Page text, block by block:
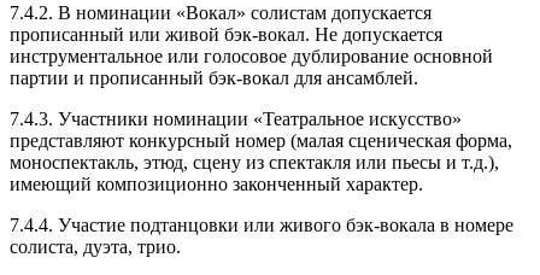
7.4.2. В номинации «Вокал» солистам допускается
прописанный или живой бэк-вокал. Не допускается
инструментальное или голосовое дублирование основной
партии и прописанный бэк-вокал для ансамблей.
7.4.3. Участники номинации «Театральное искусство»
представляют конкурсный номер (малая сценическая форма,
моноспектакль, этюд, сцену из спектакля или пьесы и т.д.),
имеющий композиционно законченный характер.
7.4.4. Участие подтанцовки или живого бэк-вокала в номере
солиста, дуэта, трио.